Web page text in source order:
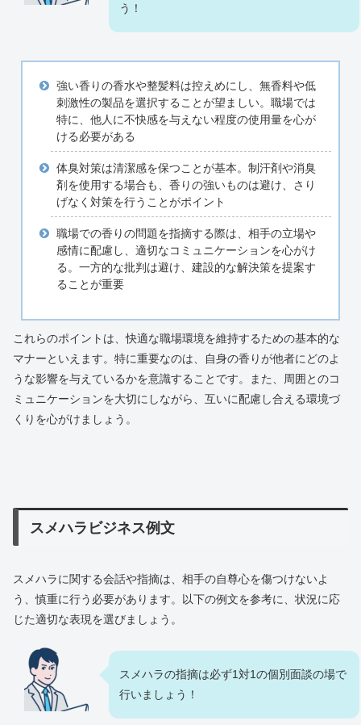
う！
強い香りの香水や整髪料は控えめにし、無香料や低
刺激性の製品を選択することが望ましい。職場では
特に、他人に不快感を与えない程度の使用量を心が
ける必要がある
体臭対策は清潔感を保つことが基本。制汗剤や消臭
剤を使用する場合も、香りの強いものは避け、さり
げなく対策を行うことがポイント
職場での香りの問題を指摘する際は、相手の立場や
感情に配慮し、適切なコミュニケーションを心がけ
る。一方的な批判は避け、建設的な解決策を提案す
ることが重要
これらのポイントは、快適な職場環境を維持するための基本的な
マナーといえます。特に重要なのは、自身の香りが他者にどのよ
うな影響を与えているかを意識することです。また、周囲とのコ
ミュニケーションを大切にしながら、互いに配慮し合える環境づ
くりを心がけましょう。
スメハラビジネス例文
スメハラに関する会話や指摘は、相手の自尊心を傷つけないよ
う、慎重に行う必要があります。以下の例文を参考に、状況に応
じた適切な表現を選びましょう。
スメハラの指摘は必ず1対1の個別面談の場で
行いましょう！